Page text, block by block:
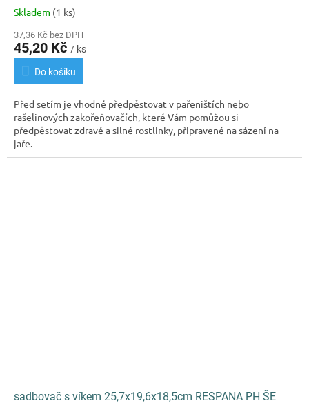
Skladem (1 ks)
37,36 Kč bez DPH
45,20 Kč / ks
Do košíku
Před setím je vhodné předpěstovat v pařeništích nebo
rašelinových zakořeňovačích, které Vám pomůžou si
předpěstovat zdravé a silné rostlinky, připravené na sázení na
jaře.
sadbovač s víkem 25,7x19,6x18,5cm RESPANA PH ŠE